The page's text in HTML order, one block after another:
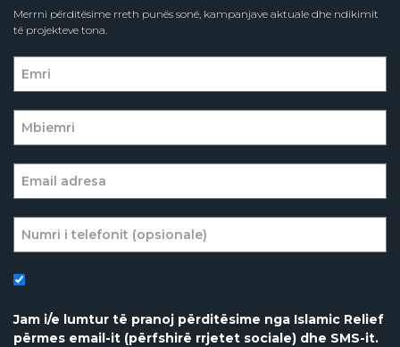
Merrni përditësime rreth punës sonë, kampanjave aktuale dhe ndikimit
të projekteve tona.
Jam i/e lumtur të pranoj përditësime nga Islamic Relief
përmes email-it (përfshirë rrjetet sociale) dhe SMS-it.